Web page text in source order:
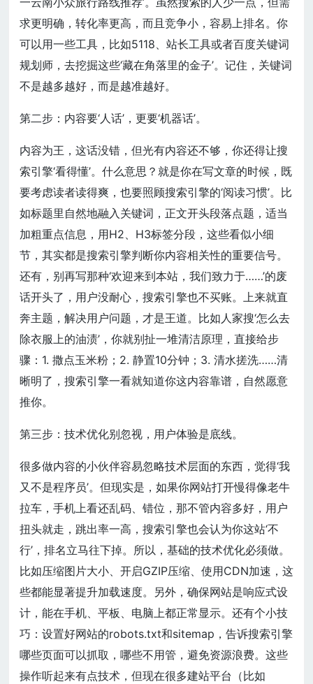
求更明确，转化率更高，而且竞争小，容易上排名。你
可以用一些工具，比如5118、站长工具或者百度关键词
规划师，去挖掘这些‘藏在角落里的金子’。记住，关键词
不是越多越好，而是越准越好。
第二步：内容要‘人话’，更要‘机器话’。
内容为王，这话没错，但光有内容还不够，你还得让搜
索引擎‘看得懂’。什么意思？就是你在写文章的时候，既
要考虑读者读得爽，也要照顾搜索引擎的‘阅读习惯’。比
如标题里自然地融入关键词，正文开头段落点题，适当
加粗重点信息，用H2、H3标签分段，这些看似小细
节，其实都是搜索引擎判断你内容相关性的重要信号。
还有，别再写那种‘欢迎来到本站，我们致力于……’的废
话开头了，用户没耐心，搜索引擎也不买账。上来就直
奔主题，解决用户问题，才是王道。比如人家搜‘怎么去
除衣服上的油渍’，你就别扯一堆清洁原理，直接给步
骤：1. 撒点玉米粉；2. 静置10分钟；3. 清水搓洗……清
晰明了，搜索引擎一看就知道你这内容靠谱，自然愿意
推你。
第三步：技术优化别忽视，用户体验是底线。
很多做内容的小伙伴容易忽略技术层面的东西，觉得‘我
又不是程序员’。但现实是，如果你网站打开慢得像老牛
拉车，手机上看还乱码、错位，那不管内容多好，用户
扭头就走，跳出率一高，搜索引擎也会认为你这站‘不
行’，排名立马往下掉。所以，基础的技术优化必须做。
比如压缩图片大小、开启GZIP压缩、使用CDN加速，这
些都能显著提升加载速度。另外，确保网站是响应式设
计，能在手机、平板、电脑上都正常显示。还有个小技
巧：设置好网站的robots.txt和sitemap，告诉搜索引擎
哪些页面可以抓取，哪些不用管，避免资源浪费。这些
操作听起来有点技术，但现在很多建站平台（比如